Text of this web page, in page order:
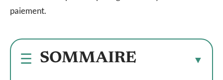
paiement.
SOMMAIRE